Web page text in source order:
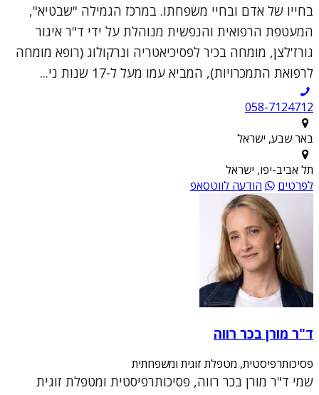
בחייו של אדם ובחיי משפחתו. במרכז הגמילה "שבטיא",
המעטפת הרפואית והנפשית מנוהלת על ידי ד"ר איגור
גורז'לצן, מומחה בכיר לפסיכיאטריה ונרקולוג (רופא מומחה
לרפואת התמכרויות), המביא עמו מעל ל-17 שנות ני...
058-7124712
באר שבע, ישראל
תל אביב-יפו, ישראל
לפרטים
הודעה לווטסאפ
ד"ר מורן בכר רווה
פסיכותרפיסטית, מטפלת זוגית ומשפחתית
שמי ד"ר מורן בכר רווה, פסיכותרפיסטית ומטפלת זוגית